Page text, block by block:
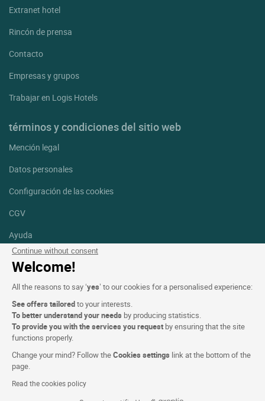
Continue without consent
Welcome!
All the reasons to say ‘yes’ to our cookies for a personalised experience:
See offers tailoredto your interests.
To better understand your needs by producing statistics.
To provide you with the services you request by ensuring that the site
functions properly.
Change your mind? Follow theCookies settings link at the bottom of the
page.
Read the cookies policy
Extranet hotel
Rincón de prensa
Contacto
Empresas y grupos
Trabajar en Logis Hotels
términos y condiciones del sitio web
Mención legal
Datos personales
Configuración de las cookies
CGV
Ayuda
Mapa del sitio
fotografías
Síguenos
Facebook
Instagram
Linkedin